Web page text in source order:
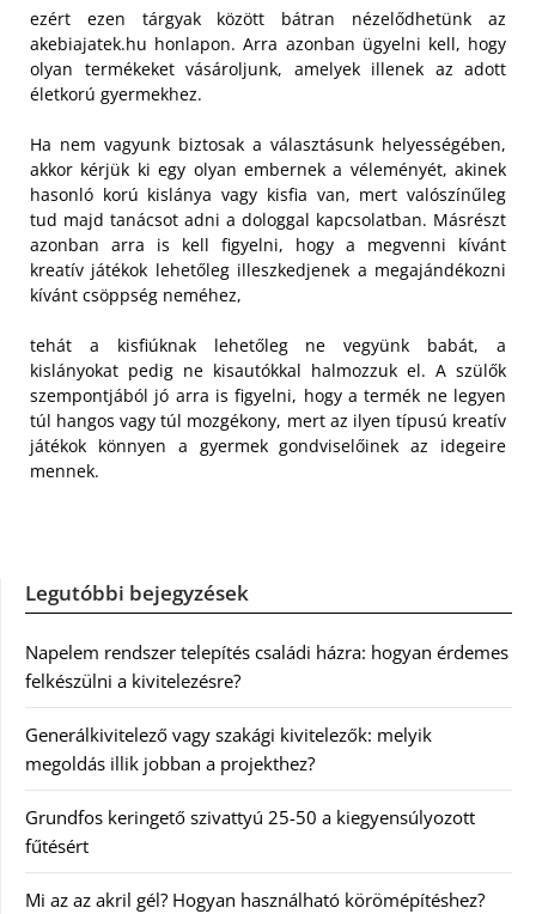
ezért ezen tárgyak között bátran nézelődhetünk az
akebiajatek.hu honlapon. Arra azonban ügyelni kell, hogy
olyan termékeket vásároljunk, amelyek illenek az adott
életkorú gyermekhez.
Ha nem vagyunk biztosak a választásunk helyességében,
akkor kérjük ki egy olyan embernek a véleményét, akinek
hasonló korú kislánya vagy kisfia van, mert valószínűleg
tud majd tanácsot adni a dologgal kapcsolatban. Másrészt
azonban arra is kell figyelni, hogy a megvenni kívánt
kreatív játékok lehetőleg illeszkedjenek a megajándékozni
kívánt csöppség neméhez,
tehát a kisfiúknak lehetőleg ne vegyünk babát, a
kislányokat pedig ne kisautókkal halmozzuk el. A szülők
szempontjából jó arra is figyelni, hogy a termék ne legyen
túl hangos vagy túl mozgékony, mert az ilyen típusú kreatív
játékok könnyen a gyermek gondviselőinek az idegeire
mennek.
Legutóbbi bejegyzések
Napelem rendszer telepítés családi házra: hogyan érdemes
felkészülni a kivitelezésre?
Generálkivitelező vagy szakági kivitelezők: melyik
megoldás illik jobban a projekthez?
Grundfos keringető szivattyú 25-50 a kiegyensúlyozott
fűtésért
Mi az az akril gél? Hogyan használható körömépítéshez?